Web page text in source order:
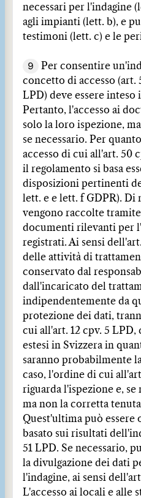
necessari per l'indagine
agli impianti (lett. b), e
testimoni (lett. c) e le
9
Per consentire
concetto di accesso (art.
LPD) deve essere inteso
Pertanto, l'accesso ai
solo la loro ispezione,
se necessario. Per
accesso di cui all'art. 50
il regolamento si basa
disposizioni pertinenti
lett. e e lett. f GDPR).
vengono raccolte
documenti rilevanti per
registrati. Ai sensi
delle attività di
conservato dal
dall'incaricato del
indipendentemente da
protezione dei dati,
cui all'art. 12 cpv. 5
estesi in Svizzera in
saranno probabilmente
caso, l'ordine di cui
riguarda l'ispezione e, se
ma non la corretta
Quest'ultima può essere
basato sui risultati
51 LPD. Se necessario,
la divulgazione dei dati
l'indagine, ai sensi
L'accesso ai locali e alle